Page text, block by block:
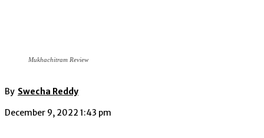
Mukhachitram Review
By Swecha Reddy
December 9, 2022 1:43 pm